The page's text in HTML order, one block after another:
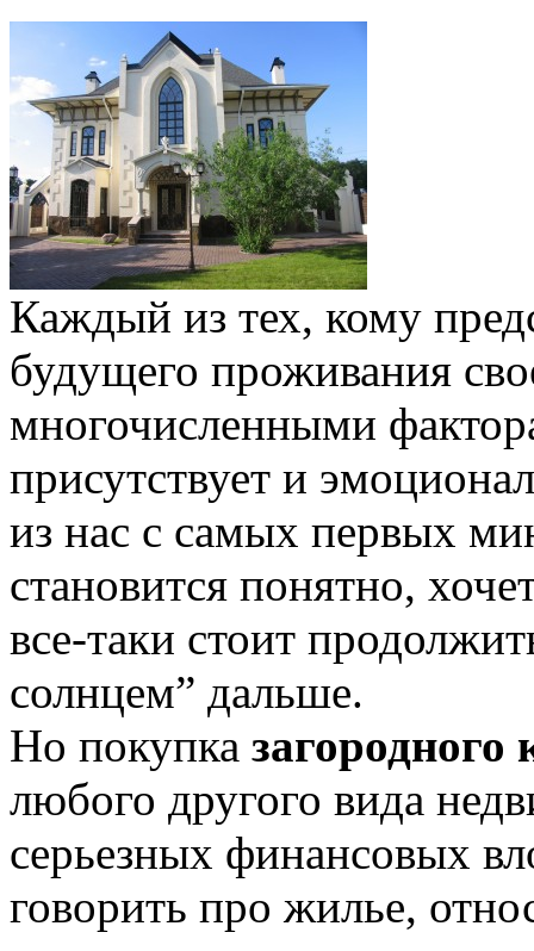
Каждый из тех, кому
будущего проживания
многочисленными
присутствует и
из нас с самых первых
становится понятно,
все-таки стоит
солнцем” дальше.
Но покупка загородного
любого другого вида
серьезных финансовых
говорить про жилье,